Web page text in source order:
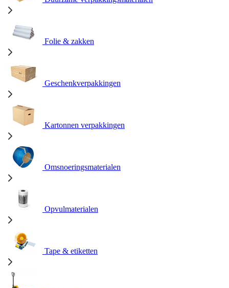
Folie & zakken
Geschenkverpakkingen
Kartonnen verpakkingen
Omsnoeringsmaterialen
Opvulmaterialen
Tape & etiketten